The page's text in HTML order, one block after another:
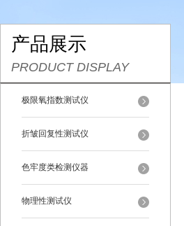
产品展示
PRODUCT DISPLAY
极限氧指数测试仪
折皱回复性测试仪
色牢度类检测仪器
物理性测试仪